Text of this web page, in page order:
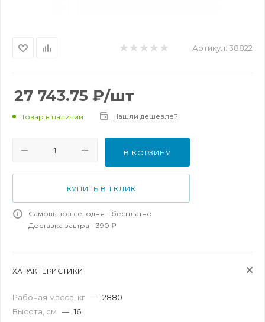
Артикул: 38822
27 743.75 ₽/шт
Товар в наличии Нашли дешевле?
В КОРЗИНУ
КУПИТЬ В 1 КЛИК
Самовывоз сегодня - бесплатно
Доставка завтра - 390 ₽
ХАРАКТЕРИСТИКИ
Рабочая масса, кг — 2880
Высота, см — 16